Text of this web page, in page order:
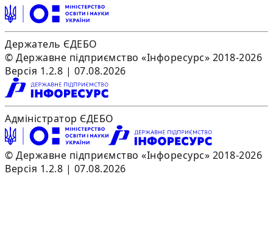
Держатель ЄДЕБО
© Державне підприємство «Інфоресурс» 2018-2026
Версія 1.2.8 | 07.08.2026
Адміністратор ЄДЕБО
© Державне підприємство «Інфоресурс» 2018-2026
Версія 1.2.8 | 07.08.2026